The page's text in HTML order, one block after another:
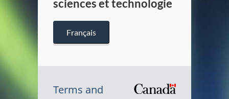
sciences et technologie
Français
Terms and